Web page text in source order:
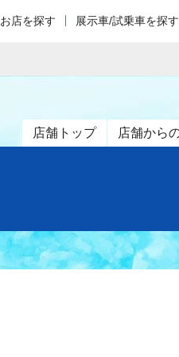
お店を探す 展示車/試乗車を探す
店舗トップ 店舗から